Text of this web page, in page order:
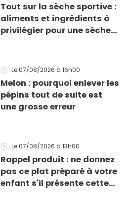
Tout sur la sèche sportive :
aliments et ingrédients à
privilégier pour une sèche
Le 07/08/2026 à 16h00
Melon : pourquoi enlever les
pépins tout de suite est
une grosse erreur
Le 07/08/2026 à 13h00
Rappel produit : ne donnez
pas ce plat préparé à votre
enfant s'il présente cette